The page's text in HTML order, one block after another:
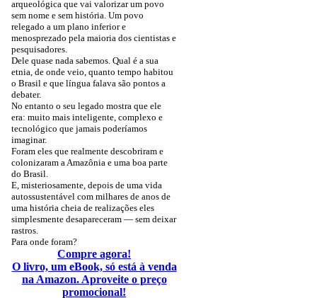
arqueológica que vai valorizar um povo
sem nome e sem história. Um povo
relegado a um plano inferior e
menosprezado pela maioria dos cientistas e
pesquisadores.
Dele quase nada sabemos. Qual é a sua
etnia, de onde veio, quanto tempo habitou
o Brasil e que língua falava são pontos a
debater.
No entanto o seu legado mostra que ele
era: muito mais inteligente, complexo e
tecnológico que jamais poderíamos
imaginar.
Foram eles que realmente descobriram e
colonizaram a Amazônia e uma boa parte
do Brasil.
E, misteriosamente, depois de uma vida
autossustentável com milhares de anos de
uma história cheia de realizações eles
simplesmente desapareceram — sem deixar
rastros.
Para onde foram?
Compre agora!
O livro, um eBook, só está à venda
na Amazon. Aproveite o preço
promocional!